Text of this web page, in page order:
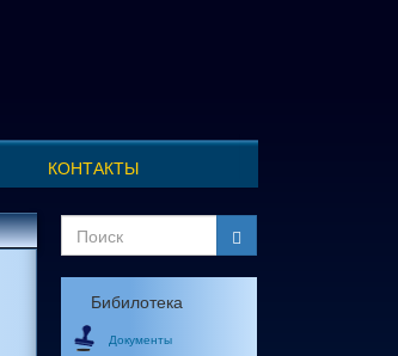
КОНТАКТЫ
Форма
поиска
Поиск
Бибилотека
Документы